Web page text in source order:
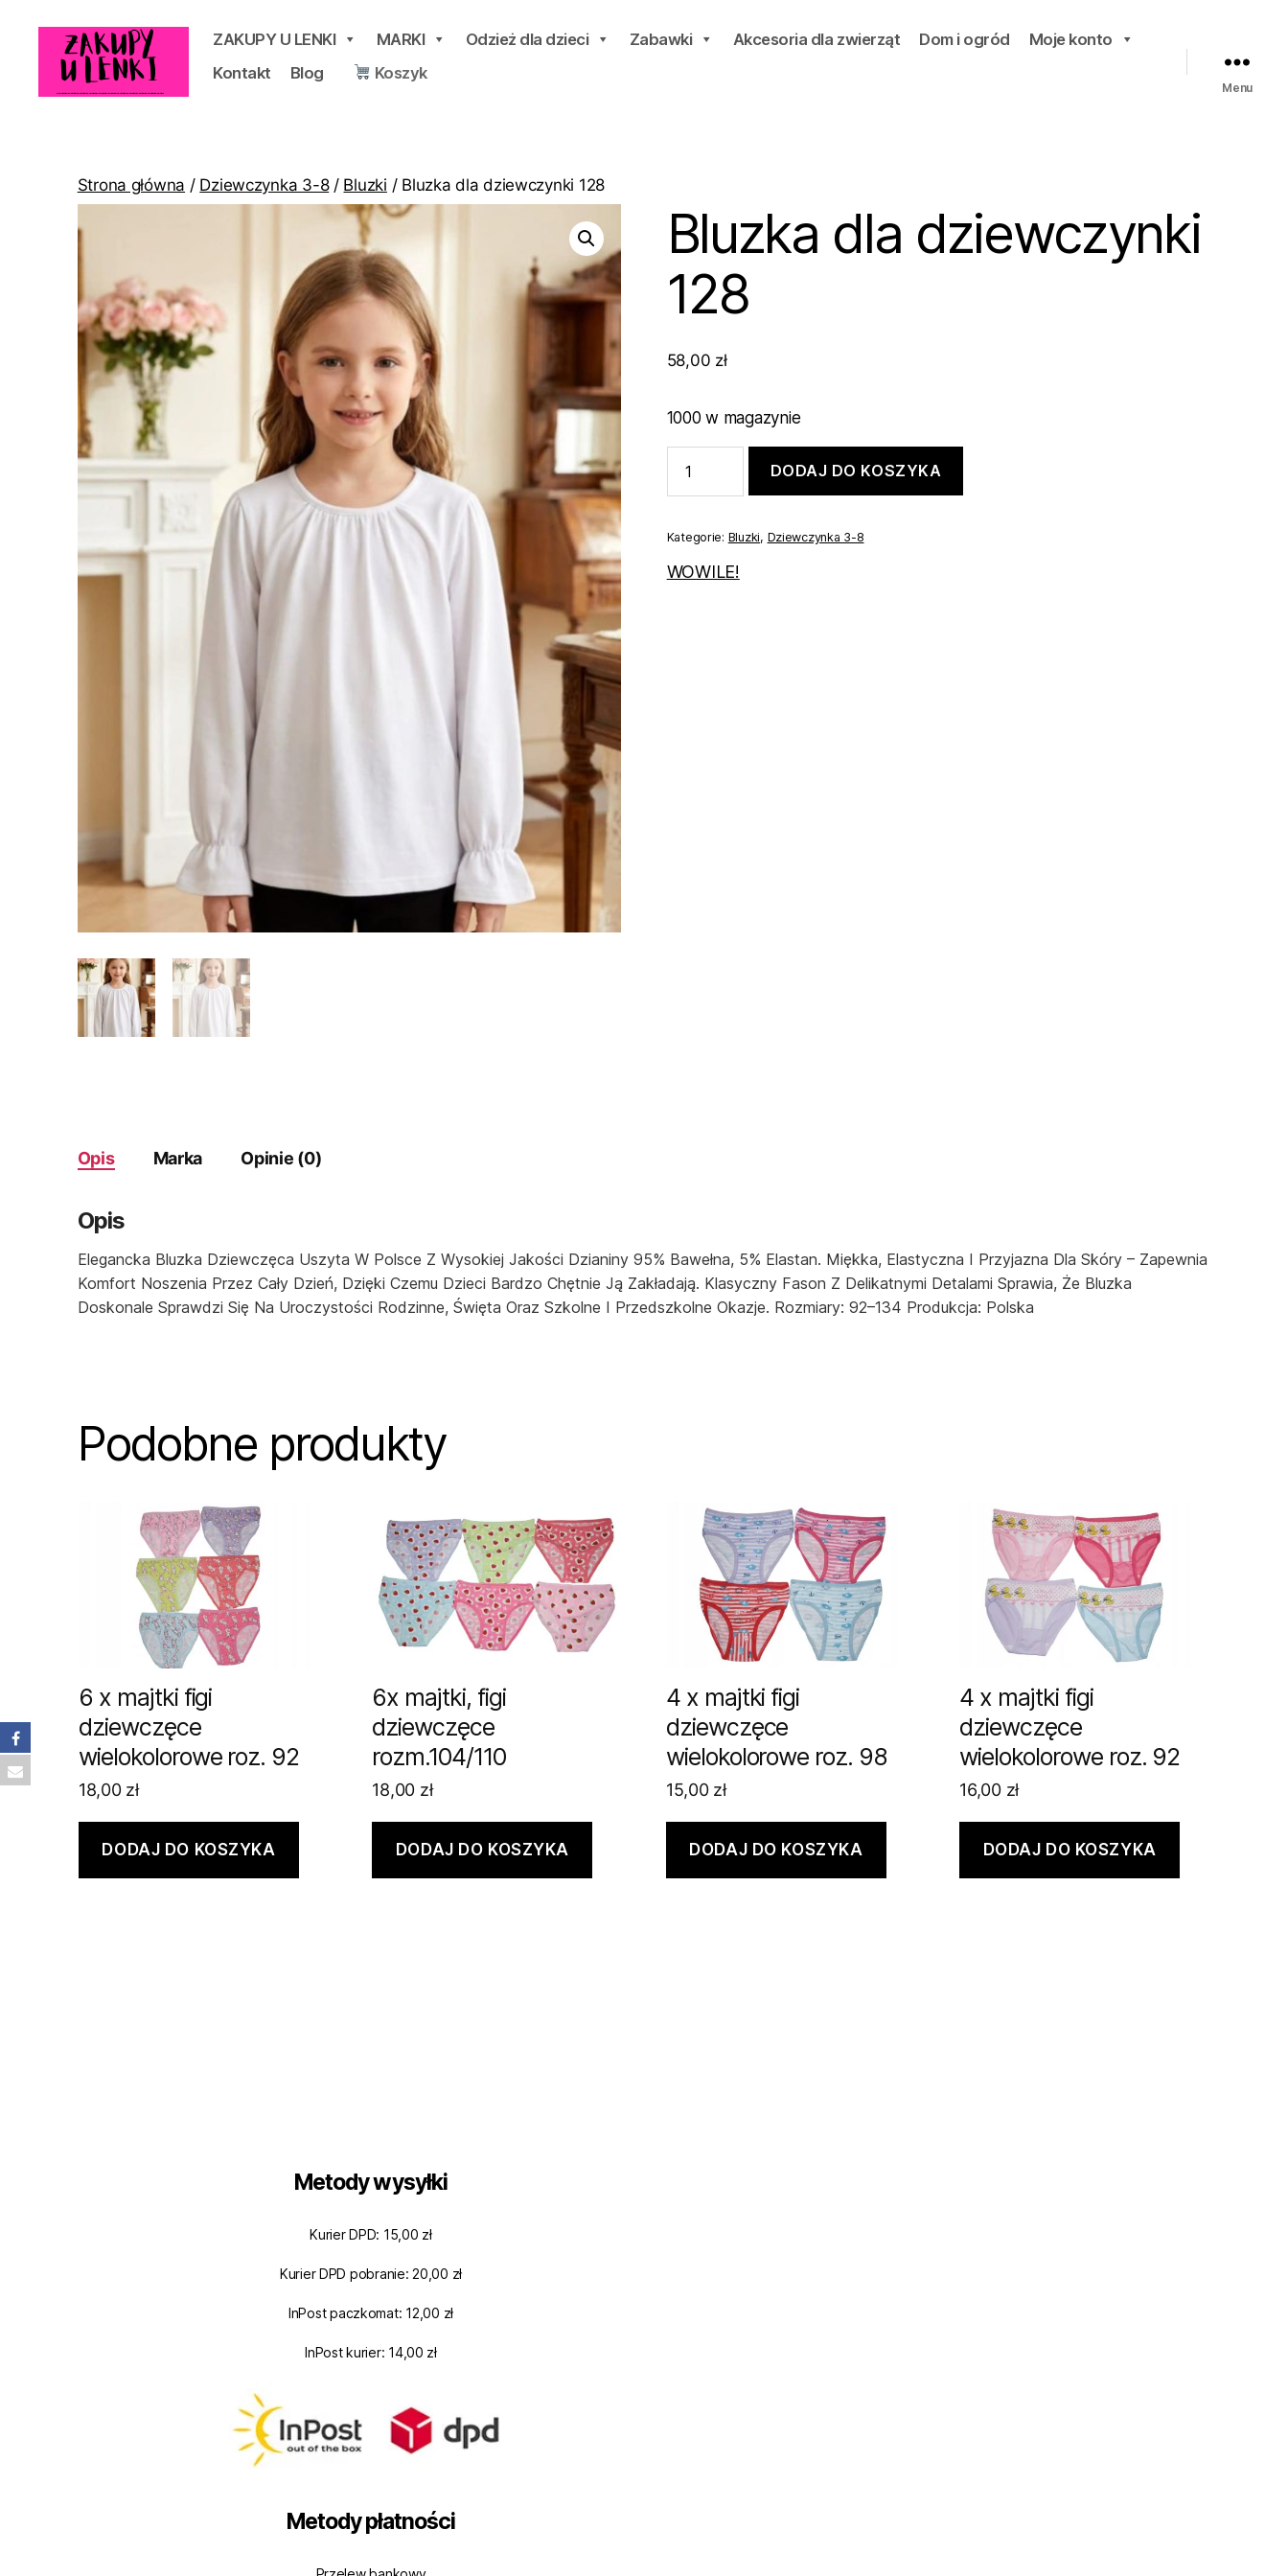
ZAKUPY U LENKI MARKI Odzież dla dzieci Zabawki Akcesoria dla zwierząt Dom i ogród
Moje konto
Kontakt
Blog Koszyk
Menu
Strona główna / Dziewczynka 3-8/ Bluzki / Bluzka dla dziewczynki 128
Bluzka dla dziewczynki
128
58,00 zł
1000 w magazynie
Bluzka
dla
128
DODAJ DO KOSZYKA
Kategorie: Bluzki, Dziewczynka 3-8
WOWILE!
Opis Marka Opinie (0)
Opis
Elegancka Bluzka Dziewczęca Uszyta W Polsce Z Wysokiej Jakości Dzianiny 95% Bawełna, 5% Elastan. Miękka, Elastyczna I Przyjazna Dla Skóry – Zapewnia
Komfort Noszenia Przez Cały Dzień, Dzięki Czemu Dzieci Bardzo Chętnie Ją Zakładają. Klasyczny Fason Z Delikatnymi Detalami Sprawia, Że Bluzka
Doskonale Sprawdzi Się Na Uroczystości Rodzinne, Święta Oraz Szkolne I Przedszkolne Okazje. Rozmiary: 92–134 Produkcja: Polska
Podobne produkty
6 x majtki figi
dziewczęce
wielokolorowe roz. 92
18,00 zł
DODAJ DO KOSZYKA
6x majtki, figi
dziewczęce
rozm.104/110
18,00 zł
DODAJ DO KOSZYKA
4 x majtki figi
dziewczęce
wielokolorowe roz. 98
15,00 zł
DODAJ DO KOSZYKA
4 x majtki figi
dziewczęce
wielokolorowe roz. 92
16,00 zł
DODAJ DO KOSZYKA
Metody wysyłki
Kurier DPD: 15,00 zł
Kurier DPD pobranie: 20,00 zł
InPost paczkomat: 12,00 zł
InPost kurier: 14,00 zł
Metody płatności